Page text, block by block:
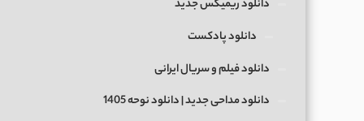
دانلود ریمیکس جدید
دانلود پادکست
دانلود فیلم و سریال ایرانی
دانلود مداحی جدید | دانلود نوحه 1405